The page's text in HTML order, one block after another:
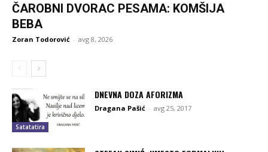
ČAROBNI DVORAC PESAMA: KOMŠIJA
BEBA
Zoran Todorović - avg 8, 2026
Satatatira
DNEVNA DOZA AFORIZMA
Dragana Pašić - avg 25, 2017